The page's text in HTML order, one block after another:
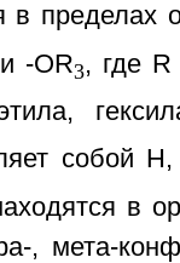
в пределах
-OR3, где R
собой
в
, мета-